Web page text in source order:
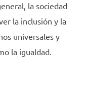
la sociedad
la inclusión y la
universales y
la igualdad.